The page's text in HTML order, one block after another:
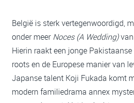
België is sterk vertegenwoordigd,
onder meerNoces (A Wedding)van
Hierin raakt een jonge
roots en de Europese manier van
Japanse talent Koji Fukada komt
modern familiedrama annex